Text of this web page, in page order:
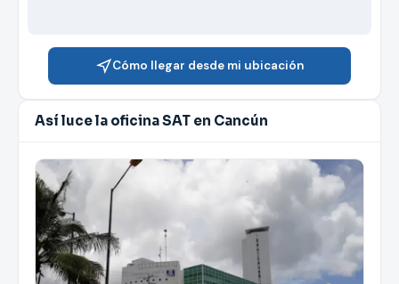
Cómo llegar desde mi ubicación
Así luce la oficina SAT en Cancún